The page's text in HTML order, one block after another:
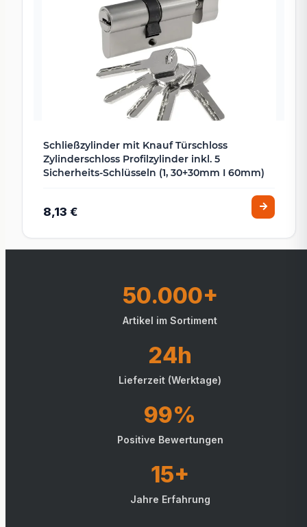
Schließzylinder mit Knauf Türschloss
Zylinderschloss Profilzylinder inkl. 5
Sicherheits-Schlüsseln (1, 30+30mm I 60mm)
8,13 €
50.000+
Artikel im Sortiment
24h
Lieferzeit (Werktage)
99%
Positive Bewertungen
15+
Jahre Erfahrung